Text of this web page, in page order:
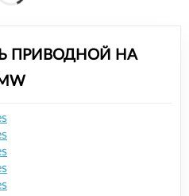
ПРИВОДНОЙ НА